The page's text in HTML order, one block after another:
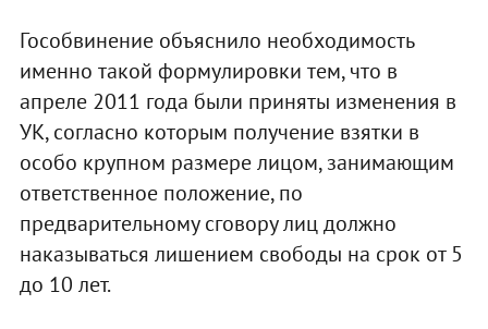
Гособвинение объяснило необходимость
именно такой формулировки тем, что в
апреле 2011 года были приняты изменения в
УК, согласно которым получение взятки в
особо крупном размере лицом, занимающим
ответственное положение, по
предварительному сговору лиц должно
наказываться лишением свободы на срок от 5
до 10 лет.